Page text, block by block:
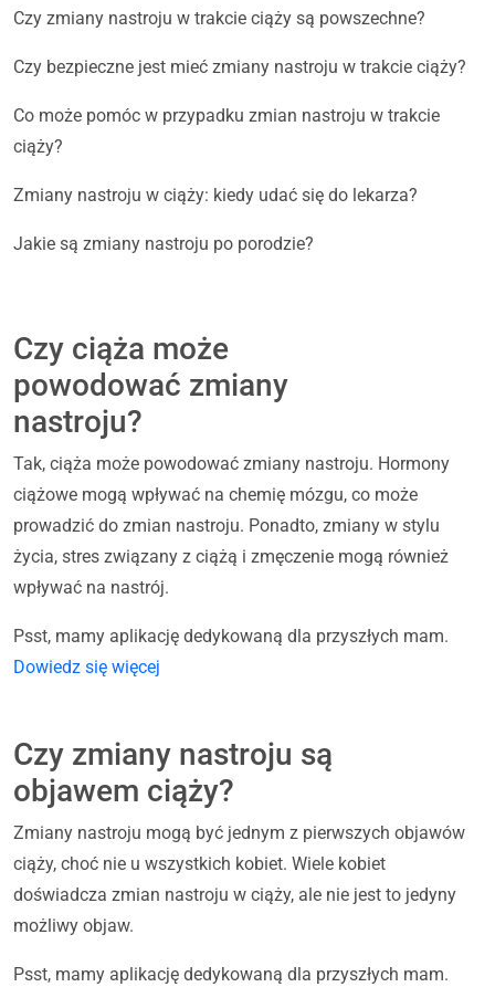
Czy zmiany nastroju w trakcie ciąży są powszechne?
Czy bezpieczne jest mieć zmiany nastroju w trakcie ciąży?
Co może pomóc w przypadku zmian nastroju w trakcie
ciąży?
Zmiany nastroju w ciąży: kiedy udać się do lekarza?
Jakie są zmiany nastroju po porodzie?
Czy ciąża może
powodować zmiany
nastroju?
Tak, ciąża może powodować zmiany nastroju. Hormony
ciążowe mogą wpływać na chemię mózgu, co może
prowadzić do zmian nastroju. Ponadto, zmiany w stylu
życia, stres związany z ciążą i zmęczenie mogą również
wpływać na nastrój.
Psst, mamy aplikację dedykowaną dla przyszłych mam.
Dowiedz się więcej
Czy zmiany nastroju są
objawem ciąży?
Zmiany nastroju mogą być jednym z pierwszych objawów
ciąży, choć nie u wszystkich kobiet. Wiele kobiet
doświadcza zmian nastroju w ciąży, ale nie jest to jedyny
możliwy objaw.
Psst, mamy aplikację dedykowaną dla przyszłych mam.